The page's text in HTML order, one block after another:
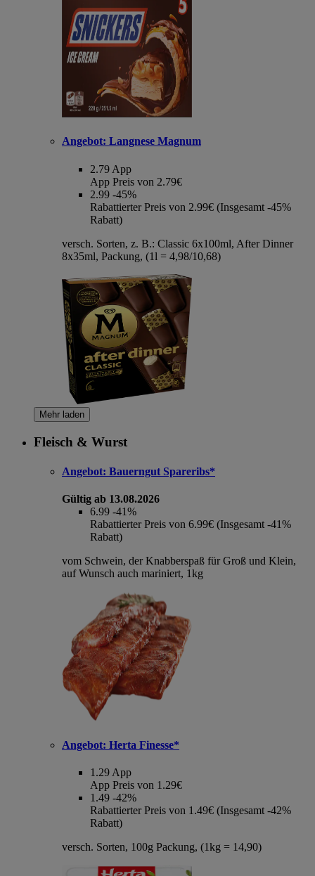
Angebot: Langnese Magnum
2.79 App
App Preis von 2.79€
2.99 -45%
Rabattierter Preis von 2.99€ (Insgesamt -45%
Rabatt)
versch. Sorten, z. B.: Classic 6x100ml, After Dinner
8x35ml, Packung, (1l = 4,98/10,68)
Mehr laden
Fleisch & Wurst
Angebot: Bauerngut Spareribs*
Gültig ab 13.08.2026
6.99 -41%
Rabattierter Preis von 6.99€ (Insgesamt -41%
Rabatt)
vom Schwein, der Knabberspaß für Groß und Klein,
auf Wunsch auch mariniert, 1kg
Angebot: Herta Finesse*
1.29 App
App Preis von 1.29€
1.49 -42%
Rabattierter Preis von 1.49€ (Insgesamt -42%
Rabatt)
versch. Sorten, 100g Packung, (1kg = 14,90)